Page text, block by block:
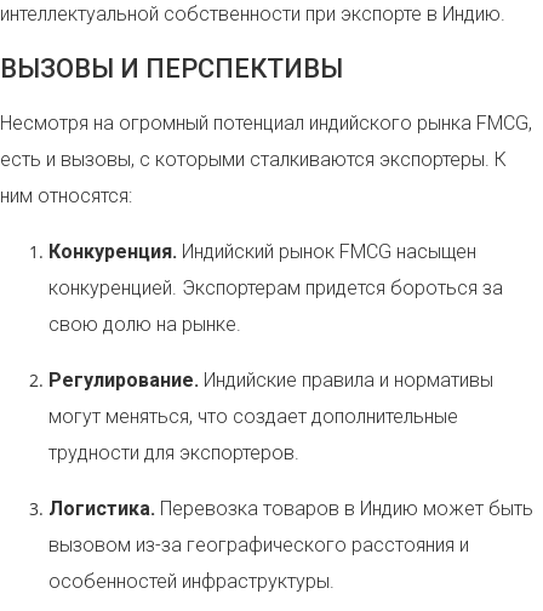
интеллектуальной собственности при экспорте в Индию.
ВЫЗОВЫ И ПЕРСПЕКТИВЫ
Несмотря на огромный потенциал индийского рынка FMCG,
есть и вызовы, с которыми сталкиваются экспортеры. К
ним относятся:
Конкуренция. Индийский рынок FMCG насыщен
конкуренцией. Экспортерам придется бороться за
свою долю на рынке.
Регулирование. Индийские правила и нормативы
могут меняться, что создает дополнительные
трудности для экспортеров.
Логистика. Перевозка товаров в Индию может быть
вызовом из-за географического расстояния и
особенностей инфраструктуры.